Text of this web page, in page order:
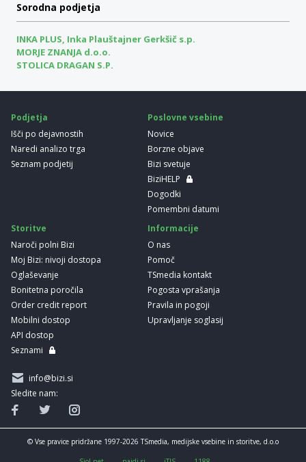
Sorodna podjetja
INKA PLUS, Inka Plauštajner Gerkšič s.p.
MORJE ZNANJA d.o.o.
STOLICA DRAGAN S.P.
Podjetja
Išči po dejavnostih
Naredi analizo trga
Seznam podjetij
Poslovne vsebine
Novice
Borzne objave
Bizi svetuje
BiziHELP
Dogodki
Pomembni datumi
Storitve
Naroči polni Bizi
Moj Bizi: nivoji dostopa
Oglaševanje
Bonitetna poročila
Order credit report
Mobilni dostop
API dostop
Seznami
Informacije
O nas
Pomoč
TSmedia kontakt
Pogosta vprašanja
Pravila in pogoji
Upravljanje soglasij
info@bizi.si
Sledite nam:
© Vse pravice pridržane 1997-2026 TSmedia, medijske vsebine in storitve, d.o.o